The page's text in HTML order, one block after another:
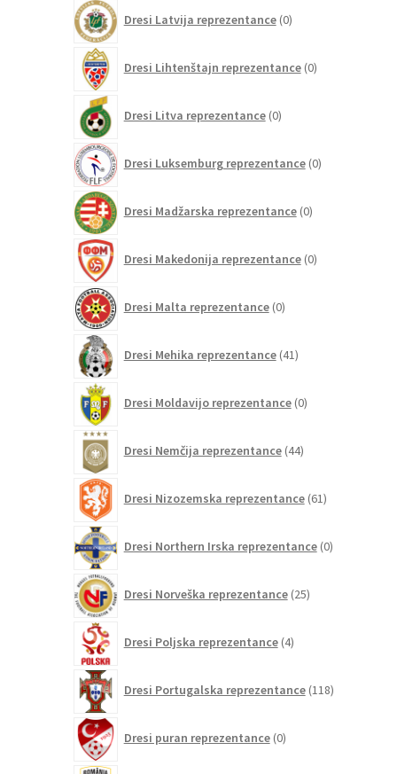
Dresi Latvija reprezentance 0izdelkov
Dresi Lihtenštajn reprezentance 0izdelkov
Dresi Litva reprezentance 0izdelkov
Dresi Luksemburg reprezentance 0izdelkov
Dresi Madžarska reprezentance 0izdelkov
Dresi Makedonija reprezentance 0izdelkov
Dresi Malta reprezentance 0izdelkov
Dresi Mehika reprezentance 41izdelkov
Dresi Moldavijo reprezentance 0izdelkov
Dresi Nemčija reprezentance 44izdelkov
Dresi Nizozemska reprezentance 61izdelkov
Dresi Northern Irska reprezentance 0izdelkov
Dresi Norveška reprezentance 25izdelkov
Dresi Poljska reprezentance 4izdelki
Dresi Portugalska reprezentance 118izdelkov
Dresi puran reprezentance 0izdelkov